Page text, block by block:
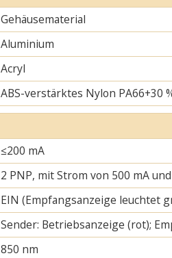
Gehäusematerial
Aluminium
Acryl
ABS-verstärktes Nylon PA66+30
≤200 mA
2 PNP, mit Strom von 500 mA
EIN (Empfangsanzeige leuchtet
Sender: Betriebsanzeige (rot);
850 nm